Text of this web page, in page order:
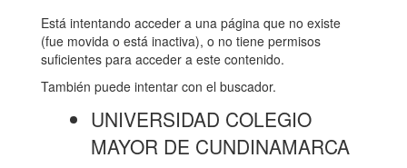
Está intentando acceder a una página que no existe
(fue movida o está inactiva), o no tiene permisos
suficientes para acceder a este contenido.
También puede intentar con el buscador.
UNIVERSIDAD COLEGIO
MAYOR DE CUNDINAMARCA